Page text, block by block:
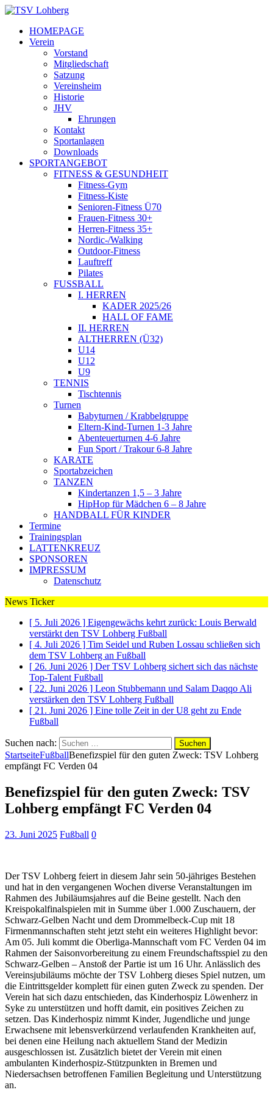
HOMEPAGE
Verein
Vorstand
Mitgliedschaft
Satzung
Vereinsheim
Historie
JHV
Ehrungen
Kontakt
Sportanlagen
Downloads
SPORTANGEBOT
FITNESS & GESUNDHEIT
Fitness-Gym
Fitness-Kiste
Senioren-Fitness Ü70
Frauen-Fitness 30+
Herren-Fitness 35+
Nordic-/Walking
Outdoor-Fitness
Lauftreff
Pilates
FUSSBALL
I. HERREN
KADER 2025/26
HALL OF FAME
II. HERREN
ALTHERREN (Ü32)
U14
U12
U9
TENNIS
Tischtennis
Turnen
Babyturnen / Krabbelgruppe
Eltern-Kind-Turnen 1-3 Jahre
Abenteuerturnen 4-6 Jahre
Fun Sport / Trakour 6-8 Jahre
KARATE
Sportabzeichen
TANZEN
Kindertanzen 1,5 – 3 Jahre
HipHop für Mädchen 6 – 8 Jahre
HANDBALL FÜR KINDER
Termine
Trainingsplan
LATTENKREUZ
SPONSOREN
IMPRESSUM
Datenschutz
News Ticker
[ 5. Juli 2026 ] Eigengewächs kehrt zurück: Louis Berwald
verstärkt den TSV Lohberg Fußball
[ 4. Juli 2026 ] Tim Seidel und Ruben Lossau schließen sich
dem TSV Lohberg an Fußball
[ 26. Juni 2026 ] Der TSV Lohberg sichert sich das nächste
Top-Talent Fußball
[ 22. Juni 2026 ] Leon Stubbemann und Salam Daqqo Ali
verstärken den TSV Lohberg Fußball
[ 21. Juni 2026 ] Eine tolle Zeit in der U8 geht zu Ende
Fußball
Suchen nach:
StartseiteFußballBenefizspiel für den guten Zweck: TSV Lohberg
empfängt FC Verden 04
Benefizspiel für den guten Zweck: TSV
Lohberg empfängt FC Verden 04
23. Juni 2025 Fußball 0
Der TSV Lohberg feiert in diesem Jahr sein 50-jähriges Bestehen
und hat in den vergangenen Wochen diverse Veranstaltungen im
Rahmen des Jubiläumsjahres auf die Beine gestellt. Nach den
Kreispokalfinalspielen mit in Summe über 1.000 Zuschauern, der
Schwarz-Gelben Nacht und dem Drommelbeck-Cup mit 18
Firmenmannschaften steht jetzt steht ein weiteres Highlight bevor:
Am 05. Juli kommt die Oberliga-Mannschaft vom FC Verden 04 im
Rahmen der Saisonvorbereitung zu einem Freundschaftsspiel zu den
Schwarz-Gelben – Anstoß der Partie ist um 16 Uhr. Anlässlich des
Vereinsjubiläums möchte der TSV Lohberg dieses Spiel nutzen, um
die Eintrittsgelder komplett für einen guten Zweck zu spenden. Der
Verein hat sich dazu entschieden, das Kinderhospiz Löwenherz in
Syke zu unterstützen und hofft damit, ein positives Zeichen zu
setzen. Das Kinderhospiz nimmt Kinder, Jugendliche und junge
Erwachsene mit lebensverkürzend verlaufenden Krankheiten auf,
bei denen eine Heilung nach aktuellem Stand der Medizin
ausgeschlossen ist. Zusätzlich bietet der Verein mit einen
ambulanten Kinderhospiz-Stützpunkten in Bremen und
Niedersachsen betroffenen Familien Begleitung und Unterstützung
an.